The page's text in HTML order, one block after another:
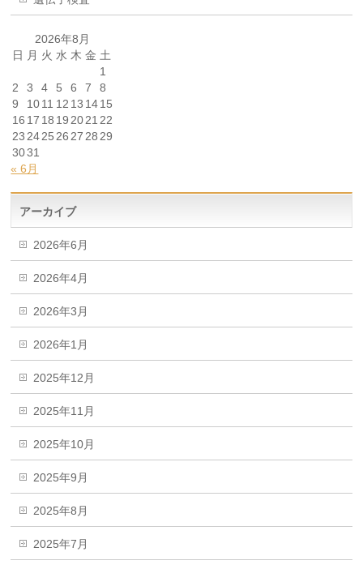
2026年8月
日 月 火 水 木 金 土
1
2
3 4 5 6 7
8
9
1011 12 13 1415
16 17 18 19 2021 22
23 2425 26 27 28 29
3031
« 6月
アーカイブ
2026年6月
2026年4月
2026年3月
2026年1月
2025年12月
2025年11月
2025年10月
2025年9月
2025年8月
2025年7月